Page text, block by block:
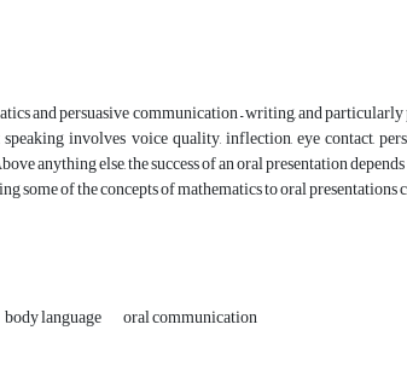
and persuasive communication – writing, and
involves voice quality, inflection, eye contact,
anything else, the success of an oral presentation
some of the concepts of mathematics to oral
body language oral communication